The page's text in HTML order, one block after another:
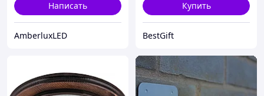
Написать
AmberluxLED
Купить
BestGift